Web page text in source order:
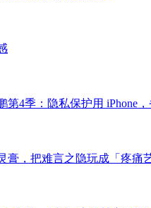
第4季：隐私保护用 iPhone
膏，把难言之隐玩成「疼痛